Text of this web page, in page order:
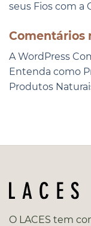
seus Fios com a
Comentários
A WordPress
Entenda como
Produtos
O LACES tem